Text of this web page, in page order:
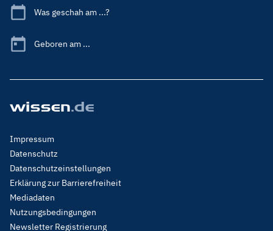
Was geschah am ...?
Geboren am ...
Footer
Menu
Legal
Impressum
Datenschutz
Datenschutzeinstellungen
Erklärung zur Barrierefreiheit
Mediadaten
Nutzungsbedingungen
Newsletter Registrierung